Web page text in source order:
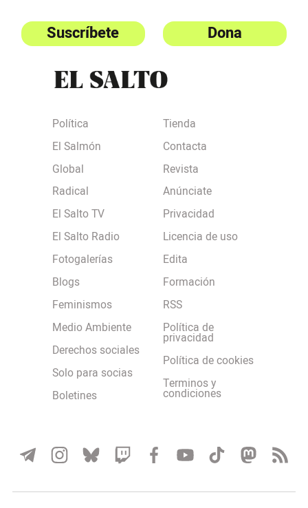
Suscríbete Dona
Política
El Salmón
Global
Radical
El Salto TV
El Salto Radio
Fotogalerías
Blogs
Feminismos
Medio Ambiente
Derechos sociales
Solo para socias
Boletines
Tienda
Contacta
Revista
Anúnciate
Privacidad
Licencia de uso
Edita
Formación
RSS
Política de
privacidad
Política de cookies
Terminos y
condiciones